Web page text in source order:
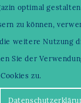
–
optimal
zu können,
weitere Nutzung
Sie der
Cookies zu.